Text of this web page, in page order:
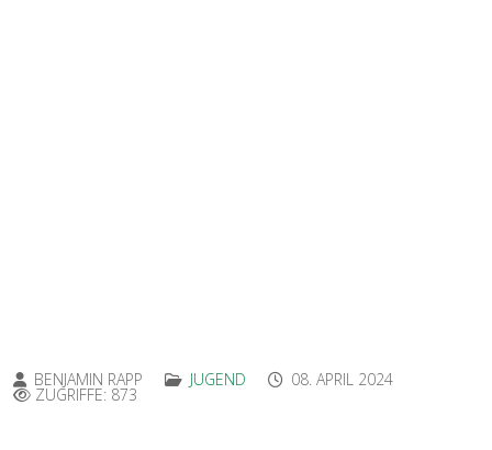
BENJAMIN RAPP JUGEND 08. APRIL 2024
ZUGRIFFE: 873